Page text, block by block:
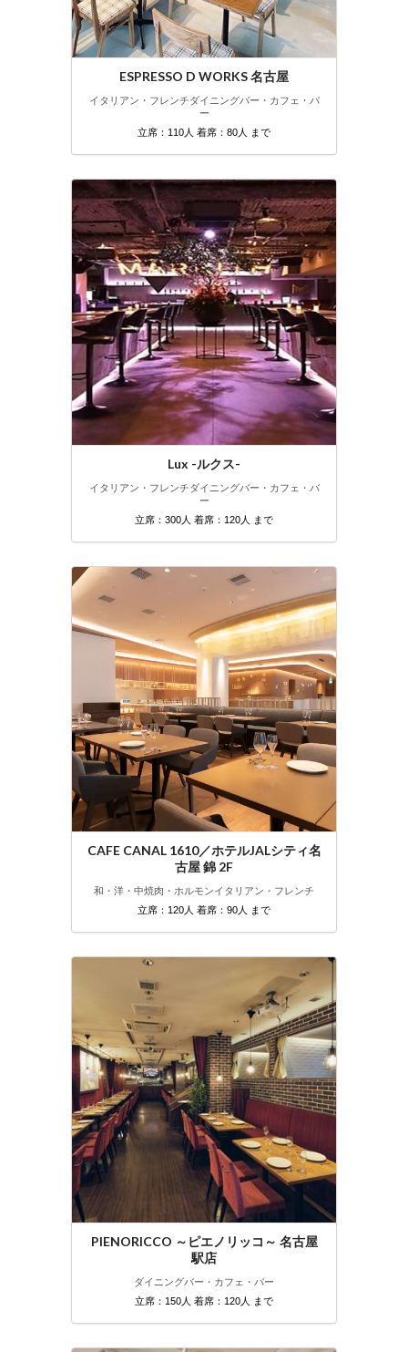
ESPRESSO D WORKS 名古屋
イタリアン・フレンチダイニングバー・カフェ・バ
ー
立席：110人 着席：80人 まで
Lux -ルクス-
イタリアン・フレンチダイニングバー・カフェ・バ
ー
立席：300人 着席：120人 まで
CAFE CANAL 1610／ホテルJALシティ名
古屋 錦 2F
和・洋・中焼肉・ホルモンイタリアン・フレンチ
立席：120人 着席：90人 まで
PIENORICCO ～ピエノリッコ～ 名古屋
駅店
ダイニングバー・カフェ・バー
立席：150人 着席：120人 まで